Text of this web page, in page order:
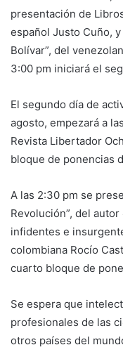
presentación de
español Justo Cuño, y
Bolívar”, del
3:00 pm iniciará el
El segundo día de
agosto, empezará a
Revista Libertador
bloque de ponencias
A las 2:30 pm se
Revolución”, del
infidentes e
colombiana Rocío
cuarto bloque de
Se espera que
profesionales de las
otros países del